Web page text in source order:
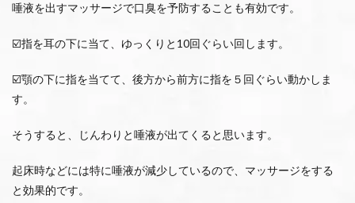
唾液を出すマッサージで口臭を予防することも有効です。
☑️指を耳の下に当て、ゆっくりと10回ぐらい回します。
☑️顎の下に指を当てて、後方から前方に指を５回ぐらい動かしま
す。
そうすると、じんわりと唾液が出てくると思います。
起床時などには特に唾液が減少しているので、マッサージをする
と効果的です。